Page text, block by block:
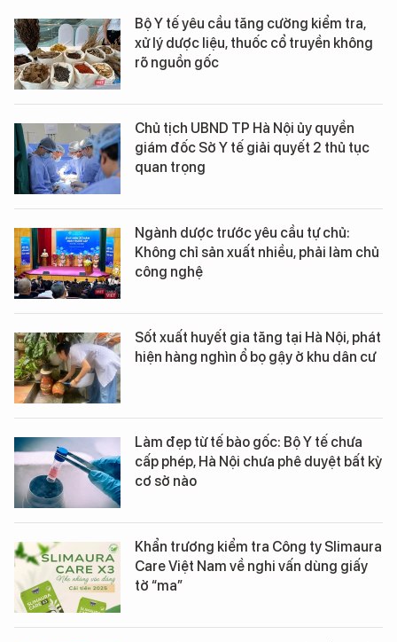
Bộ Y tế yêu cầu tăng cường kiểm tra,
xử lý dược liệu, thuốc cổ truyền không
rõ nguồn gốc
Chủ tịch UBND TP Hà Nội ủy quyền
giám đốc Sở Y tế giải quyết 2 thủ tục
quan trọng
Ngành dược trước yêu cầu tự chủ:
Không chỉ sản xuất nhiều, phải làm chủ
công nghệ
Sốt xuất huyết gia tăng tại Hà Nội, phát
hiện hàng nghìn ổ bọ gậy ở khu dân cư
Làm đẹp từ tế bào gốc: Bộ Y tế chưa
cấp phép, Hà Nội chưa phê duyệt bất kỳ
cơ sở nào
Khẩn trương kiểm tra Công ty Slimaura
Care Việt Nam về nghi vấn dùng giấy
tờ “ma”